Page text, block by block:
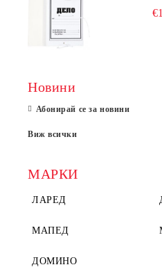
Новини
Абонирай се за новини
Виж всички
МАРКИ
ЛАРЕД
МАПЕД
ДОМИНО